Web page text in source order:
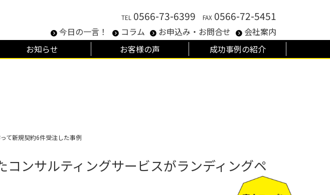
TEL 0566-73-6399 FAX 0566-72-5451
今日の一言！ コラム お申込み・お問合せ
会社案内
お知らせ お客様の声 成功事例の紹介
て新規契約6件受注した事例
ンサルティングサービスがランディングペ